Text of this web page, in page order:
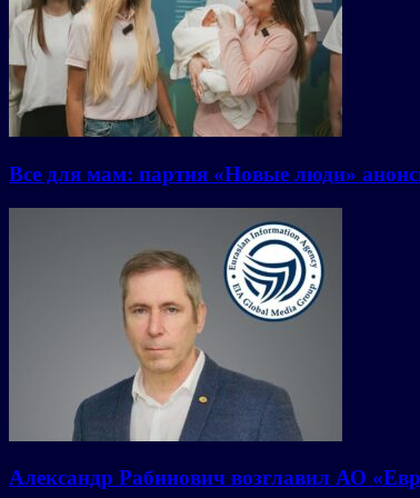
Все для мам: партия «Новые люди»
Александр Рабинович возглавил АО